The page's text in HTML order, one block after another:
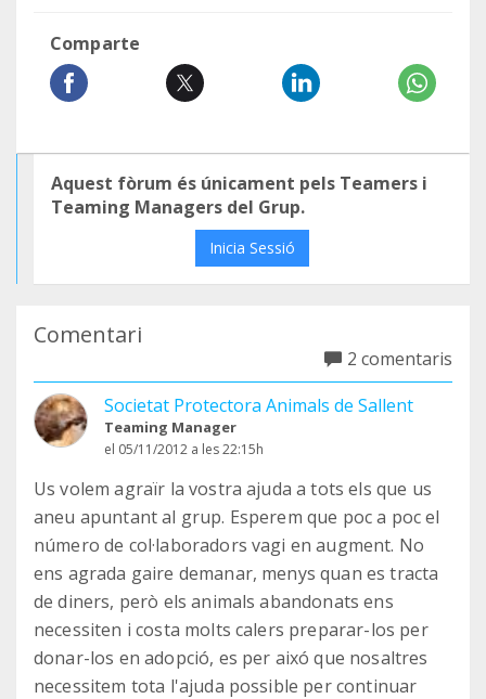
Comparte
Aquest fòrum és únicament pels Teamers i
Teaming Managers del Grup.
Inicia Sessió
Comentari
2 comentaris
Societat Protectora Animals de Sallent
Teaming Manager
el 05/11/2012 a les 22:15h
Us volem agraïr la vostra ajuda a tots els que us
aneu apuntant al grup. Esperem que poc a poc el
número de col·laboradors vagi en augment. No
ens agrada gaire demanar, menys quan es tracta
de diners, però els animals abandonats ens
necessiten i costa molts calers preparar-los per
donar-los en adopció, es per aixó que nosaltres
necessitem tota l'ajuda possible per continuar